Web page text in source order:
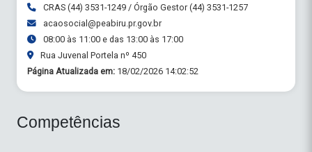
CRAS (44) 3531-1249 / Órgão Gestor (44) 3531-1257
acaosocial@peabiru.pr.gov.br
08:00 às 11:00 e das 13:00 às 17:00
Rua Juvenal Portela nº 450
Página Atualizada em: 18/02/2026 14:02:52
Competências